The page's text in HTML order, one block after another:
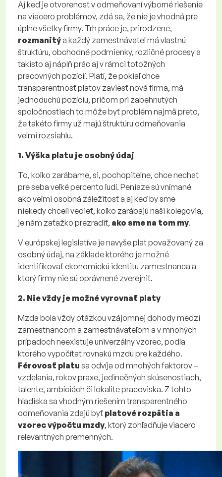
Aj keď je otvorenosť v odmeňovaní výborné riešenie
na viacero problémov, zdá sa, že nie je vhodná pre
úplne všetky firmy. Trh práce je, prirodzene,
rozmanitýa každý zamestnávateľ má vlastnú
štruktúru, obchodné podmienky, rozličné procesy a
takisto aj náplň prác aj v rámci totožných
pracovných pozícií. Platí, že pokiaľ chce
transparentnosť platov zaviesť nová firma, má
jednoduchú pozíciu, pričom pri zabehnutých
spoločnostiach to môže byť problém najmä preto,
že takéto firmy už majú štruktúru odmeňovania
veľmi rozsiahlu.
1. Výška platu je osobný údaj
To, koľko zarábame, si, pochopiteľne, chce nechať
pre seba veľké percento ľudí. Peniaze sú vnímané
ako veľmi osobná záležitosť a aj keď by sme
niekedy chceli vedieť, koľko zarábajú naši kolegovia,
je nám zaťažko prezradiť, ako sme na tom my.
V európskej legislatíve je navyše plat považovaný za
osobný údaj, na základe ktorého je možné
identifikovať ekonomickú identitu zamestnanca a
ktorý firmy nie sú oprávnené zverejniť.
2. Nie vždy je možné vyrovnať platy
Mzda bola vždy otázkou vzájomnej dohody medzi
zamestnancom a zamestnávateľom a v mnohých
prípadoch neexistuje univerzálny vzorec, podľa
ktorého vypočítať rovnakú mzdu pre každého.
Férovosť platu sa odvíja od mnohých faktorov –
vzdelania, rokov praxe, jedinečných skúsenostiach,
talente, ambíciách či lokalite pracoviska. Z tohto
hľadiska sa vhodným riešením transparentného
odmeňovania zdajú byť platové rozpätia a
vzorec výpočtu mzdy, ktorý zohľadňuje viacero
relevantných premenných.